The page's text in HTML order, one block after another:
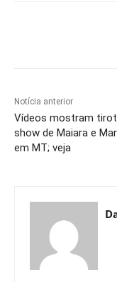
Notícia anterior
Vídeos mostram
show de Maiara e
em MT; veja